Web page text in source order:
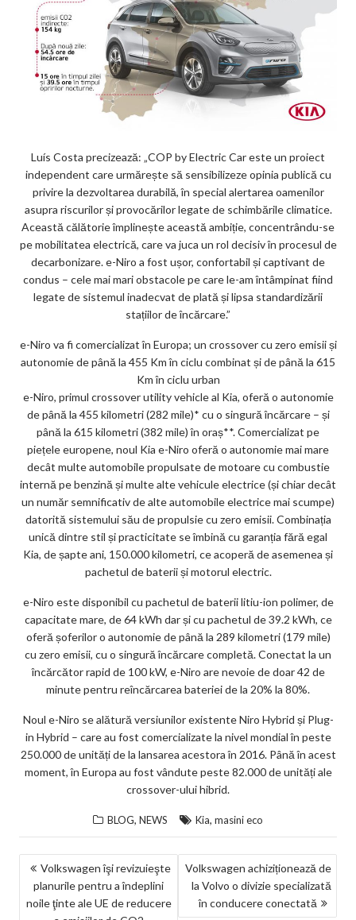
Luís Costa precizează: „COP by Electric Car este un proiect
independent care urmărește să sensibilizeze opinia publică cu
privire la dezvoltarea durabilă, în special alertarea oamenilor
asupra riscurilor și provocărilor legate de schimbările climatice.
Această călătorie împlinește această ambiție, concentrându-se
pe mobilitatea electrică, care va juca un rol decisiv în procesul de
decarbonizare. e-Niro a fost ușor, confortabil și captivant de
condus – cele mai mari obstacole pe care le-am întâmpinat fiind
legate de sistemul inadecvat de plată și lipsa standardizării
stațiilor de încărcare.”
e-Niro va fi comercializat în Europa; un crossover cu zero emisii și
autonomie de până la 455 Km în ciclu combinat și de până la 615
Km în ciclu urban
e-Niro, primul crossover utility vehicle al Kia, oferă o autonomie
de până la 455 kilometri (282 mile)* cu o singură încărcare – și
până la 615 kilometri (382 mile) în oraș**. Comercializat pe
piețele europene, noul Kia e-Niro oferă o autonomie mai mare
decât multe automobile propulsate de motoare cu combustie
internă pe benzină și multe alte vehicule electrice (și chiar decât
un număr semnificativ de alte automobile electrice mai scumpe)
datorită sistemului său de propulsie cu zero emisii. Combinația
unică dintre stil și practicitate se îmbină cu garanția fără egal
Kia, de șapte ani, 150.000 kilometri, ce acoperă de asemenea și
pachetul de baterii și motorul electric.
e-Niro este disponibil cu pachetul de baterii litiu-ion polimer, de
capacitate mare, de 64 kWh dar și cu pachetul de 39.2 kWh, ce
oferă șoferilor o autonomie de până la 289 kilometri (179 mile)
cu zero emisii, cu o singură încărcare completă. Conectat la un
încărcător rapid de 100 kW, e-Niro are nevoie de doar 42 de
minute pentru reîncărcarea bateriei de la 20% la 80%.
Noul e-Niro se alătură versiunilor existente Niro Hybrid și Plug-
in Hybrid – care au fost comercializate la nivel mondial în peste
250.000 de unități de la lansarea acestora în 2016. Până în acest
moment, în Europa au fost vândute peste 82.000 de unități ale
crossover-ului hibrid.
BLOG, NEWS Kia, masini eco
NAVIGARE
ÎN
Volkswagen îşi revizuieşte
planurile pentru a îndeplini
noile ţinte ale UE de reducere
Volkswagen achiziționează de
la Volvo o divizie specializată
în conducere conectată